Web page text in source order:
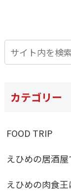
キャンペーン
カテゴリー
FOOD TRIP
えひめの居酒屋
えひめの肉食王